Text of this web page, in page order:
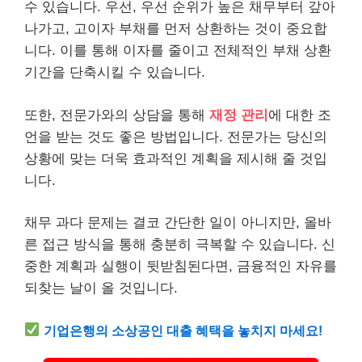
수 있습니다. 우선, 우선 순위가 높은 채무부터 갚아
나가고, 고이자 부채를 먼저 상환하는 것이 중요합
니다. 이를 통해 이자를 줄이고 전체적인 부채 상환
기간을 단축시킬 수 있습니다.
또한, 전문가와의 상담을 통해 재정 관리 에 대한 조
언을 받는 것도 좋은 방법입니다. 전문가는 당신의
상황에 맞는 더욱 효과적인 계획을 제시해 줄 것입
니다.
채무 과다 문제는 결코 간단한 일이 아니지만, 올바
른 접근 방식을 통해 충분히 극복할 수 있습니다. 신
중한 계획과 실행이 뒷받침된다면, 금융적인 자유를
되찾는 날이 올 것입니다.
기업은행의 소상공인 대출 혜택을 놓치지 마세요!